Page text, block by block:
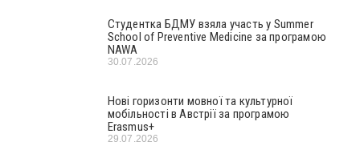
Студентка БДМУ взяла участь у Summer
School of Preventive Medicine за програмою
NAWA
30.07.2026
Нові горизонти мовної та культурної
мобільності в Австрії за програмою
Erasmus+
29.07.2026